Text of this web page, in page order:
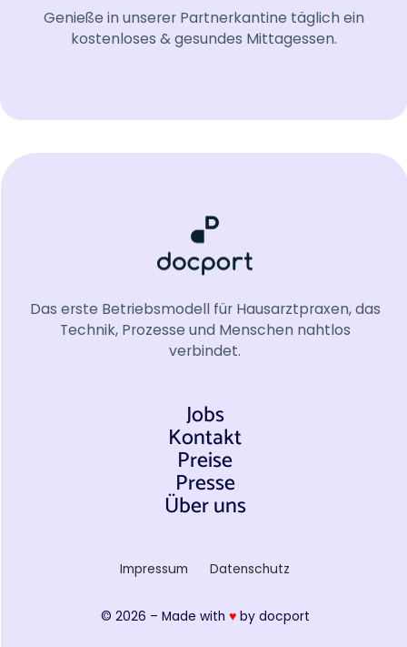
Genieße in unserer Partnerkantine täglich ein
kostenloses & gesundes Mittagessen.
Das erste Betriebsmodell für Hausarztpraxen, das
Technik, Prozesse und Menschen nahtlos
verbindet.
Jobs
Kontakt
Preise
Presse
Über uns
© 2026 – Made with ♥by docport
Impressum Datenschutz